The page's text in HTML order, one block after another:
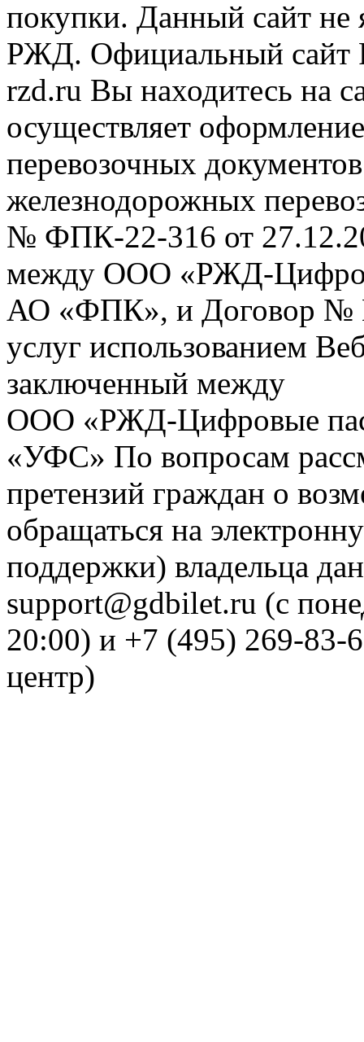
покупки. Данный сайт не
РЖД. Официальный сайт
rzd.ru Вы находитесь на
осуществляет
перевозочных
железнодорожных
№ ФПК-22-316 от
между ООО «РЖД-
АО «ФПК», и Договор №
услуг использованием
заключенный между
ООО «РЖД-Цифровые
«УФС» По вопросам
претензий граждан о
обращаться на
поддержки) владельца
support@gdbilet.ru (с
20:00) и +7 (495) 269-83-
центр)